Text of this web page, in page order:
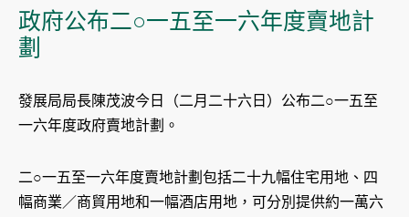
政府公布二○一五至一六年度賣地計
劃
發展局局長陳茂波今日（二月二十六日）公布二○一五至
一六年度政府賣地計劃。
二○一五至一六年度賣地計劃包括二十九幅住宅用地、四
幅商業／商貿用地和一幅酒店用地，可分別提供約一萬六